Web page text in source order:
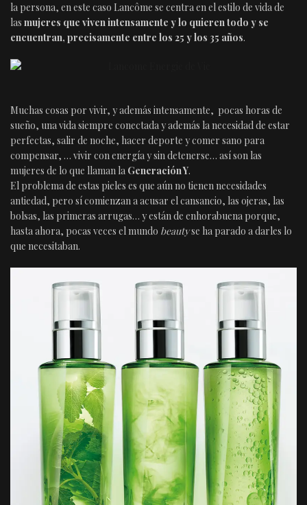
la persona, en este caso Lancôme se centra en el estilo de vida de
las mujeres que viven intensamente y lo quieren todo y se
encuentran, precisamente entre los 25 y los 35 años.
Muchas cosas por vivir, y además intensamente, pocas horas de
sueño, una vida siempre conectada y además la necesidad de estar
perfectas, salir de noche, hacer deporte y comer sano para
compensar, … vivir con energía y sin detenerse… así son las
mujeres de lo que llaman la Generación Y.
El problema de estas pieles es que aún no tienen necesidades
antiedad, pero sí comienzan a acusar el cansancio, las ojeras, las
bolsas, las primeras arrugas… y están de enhorabuena porque,
hasta ahora, pocas veces el mundo beautyse ha parado a darles lo
que necesitaban.